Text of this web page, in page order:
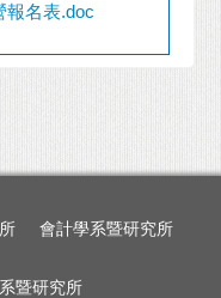
報名表.doc
會計學系暨研究所
暨研究所